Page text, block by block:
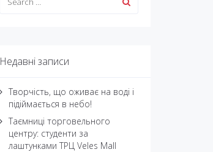
Недавні записи
Творчість, що оживає на воді і
підіймається в небо!
Таємниці торговельного
центру: студенти за
лаштунками ТРЦ Veles Mall